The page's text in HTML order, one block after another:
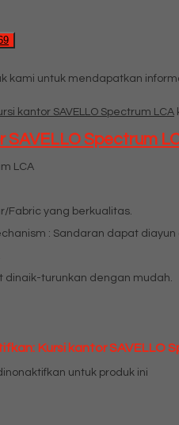
kami untuk mendapatkan
kantor SAVELLO Spectrum LCA
SAVELLO Spectrum
LCA
Fabric yang berkualitas.
: Sandaran dapat
dinaik-turunkan dengan mudah.
Kursi kantor SAVELLO
untuk produk ini